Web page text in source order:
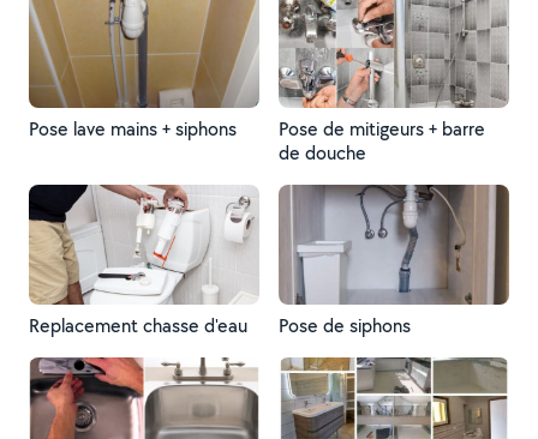
Pose lave mains + siphons
Pose de mitigeurs + barre
de douche
Replacement chasse d'eau Pose de siphons